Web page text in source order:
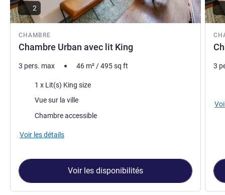
CHAMBRE
Chambre Urban avec lit King
2
3 pers. max 46 m²/495sq ft
Literie1 x Lit(s) King size
Vues :Vue sur la ville
Chambre accessible
Voir les détails
Voir les disponibilités
3